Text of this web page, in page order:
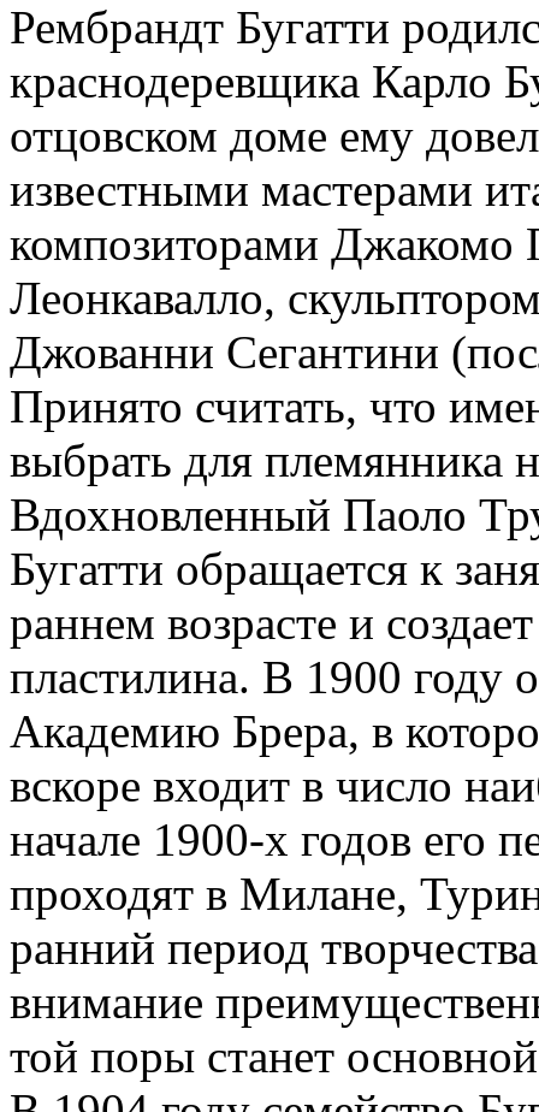
Рембрандт Бугатти
краснодеревщика Карло
отцовском доме ему
известными мастерами
композиторами Джакомо
Леонкавалло,
Джованни Сегантини
Принято считать, что
выбрать для
Вдохновленный Паоло
Бугатти обращается к
раннем возрасте и
пластилина. В 1900 году
Академию Брера, в
вскоре входит в число
начале 1900-х годов его
проходят в Милане,
ранний период
внимание
той поры станет